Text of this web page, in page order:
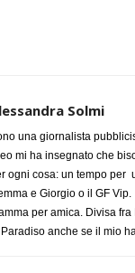
Solmi
una giornalista
mi ha insegnato che
ogni cosa: un tempo per
e Giorgio o il GF
per amica. Divisa
anche se il mio